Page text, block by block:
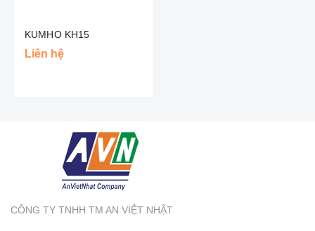
KUMHO KH15
Liên hệ
CÔNG TY TNHH TM AN VIỆT NHẬT